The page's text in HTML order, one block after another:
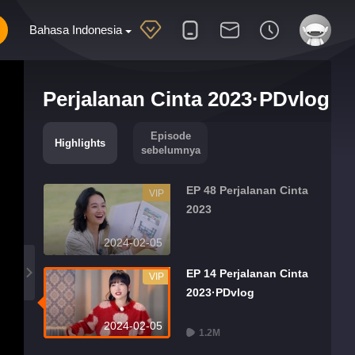
Bahasa Indonesia
Perjalanan Cinta 2023·PDvlog
Highlights
Episode
sebelumnya
2024-02-05
VIP
EP 48 Perjalanan Cinta
2023
2024-02-05
VIP
EP 14 Perjalanan Cinta
2023·PDvlog
1.2M